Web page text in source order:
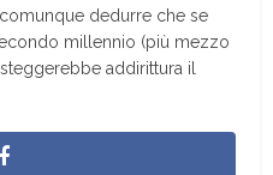
dedurre che se
millennio (più mezzo
addirittura il